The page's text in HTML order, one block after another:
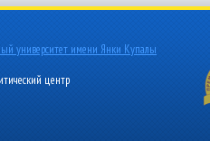
университет имени Янки Купалы
центр